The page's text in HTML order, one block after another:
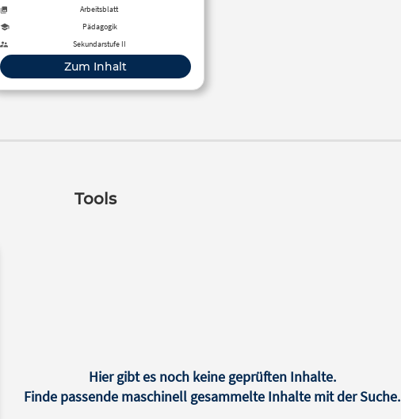
dann den Text von Mead. Die
Beschäftigung mit George Herbert
Mead kann deutlich machen, dass
Identität, so wie er sie versteht, eine
ganz zentrale Bedingung der
Möglichkeit von Demokratie ist.
Arbeitsblatt
Pädagogik
Sekundarstufe II
Zum Inhalt
Tools
Hier gibt es noch keine geprüften Inhalte.
Finde passende maschinell gesammelte Inhalte mit der Suche.